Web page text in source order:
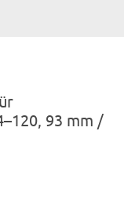
93 mm /